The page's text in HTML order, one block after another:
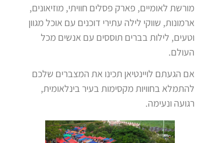
מורשת לאומיים, פארק פסלים חוויתי, מוזיאונים,
ארמונות, שווקי לילה עתירי דוכנים עם אוכל מגוון
וטעים, לילות בברים תוססים עם אנשים מכל
העולם.
אם הגעתם לויינטיאן תכינו את המצברים שלכם
להתמלא בחוויות מקסימות בעיר בינלאומית,
רגועה ונעימה.